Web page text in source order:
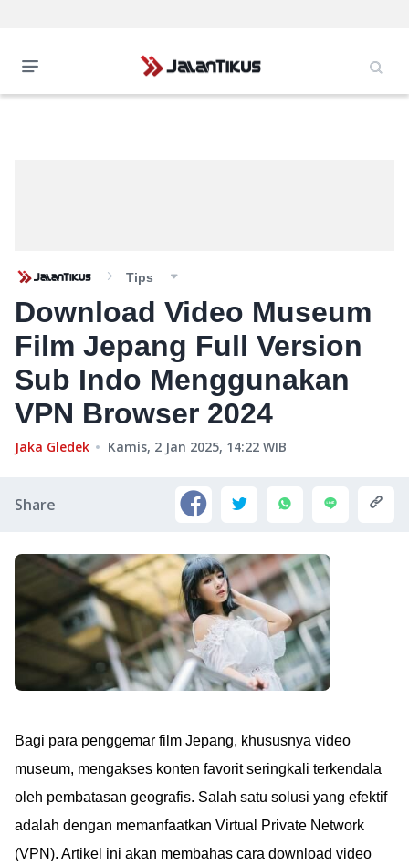
Tips
Download Video Museum
Film Jepang Full Version
Sub Indo Menggunakan
VPN Browser 2024
Jaka Gledek Kamis, 2 Jan 2025, 14:22 WIB
Share
Bagi para penggemar film Jepang, khususnya video
museum, mengakses konten favorit seringkali terkendala
oleh pembatasan geografis. Salah satu solusi yang efektif
adalah dengan memanfaatkan Virtual Private Network
(VPN). Artikel ini akan membahas cara download video